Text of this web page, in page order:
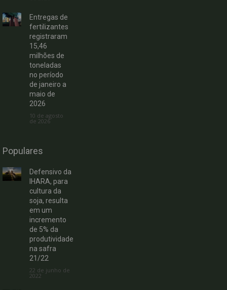
Entregas de
fertilizantes
registraram
15,46
milhões de
toneladas
no período
de janeiro a
maio de
2026
10 de agosto
de 2026
Populares
Defensivo da
IHARA, para
cultura da
soja, resulta
em um
incremento
de 5% da
produtividade
na safra
21/22
22 de junho de
2022